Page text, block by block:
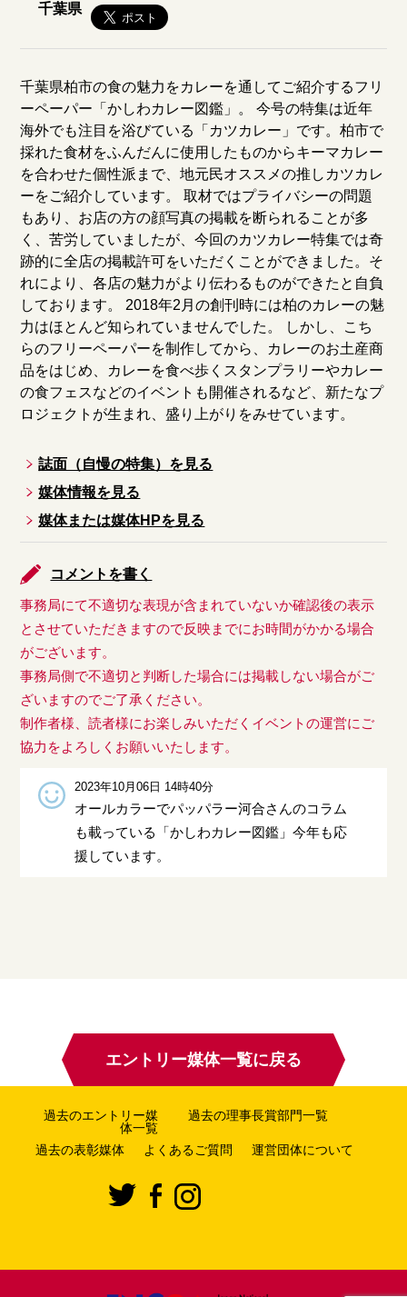
千葉県
千葉県柏市の食の魅力をカレーを通してご紹介するフリ
ーペーパー「かしわカレー図鑑」。 今号の特集は近年
海外でも注目を浴びている「カツカレー」です。柏市で
採れた食材をふんだんに使用したものからキーマカレー
を合わせた個性派まで、地元民オススメの推しカツカレ
ーをご紹介しています。 取材ではプライバシーの問題
もあり、お店の方の顔写真の掲載を断られることが多
く、苦労していましたが、今回のカツカレー特集では奇
跡的に全店の掲載許可をいただくことができました。そ
れにより、各店の魅力がより伝わるものができたと自負
しております。 2018年2月の創刊時には柏のカレーの魅
力はほとんど知られていませんでした。 しかし、こち
らのフリーペーパーを制作してから、カレーのお土産商
品をはじめ、カレーを食べ歩くスタンプラリーやカレー
の食フェスなどのイベントも開催されるなど、新たなプ
ロジェクトが生まれ、盛り上がりをみせています。
誌面（自慢の特集）を見る
媒体情報を見る
媒体または媒体HPを見る
コメントを書く
事務局にて不適切な表現が含まれていないか確認後の表示
とさせていただきますので反映までにお時間がかかる場合
がございます。
事務局側で不適切と判断した場合には掲載しない場合がご
ざいますのでご了承ください。
制作者様、読者様にお楽しみいただくイベントの運営にご
協力をよろしくお願いいたします。
2023年10月06日 14時40分
オールカラーでパッパラー河合さんのコラム
も載っている「かしわカレー図鑑」今年も応
援しています。
エントリー媒体一覧に戻る
過去のエントリー媒
体一覧
過去の理事長賞部門一覧
過去の表彰媒体 よくあるご質問 運営団体について